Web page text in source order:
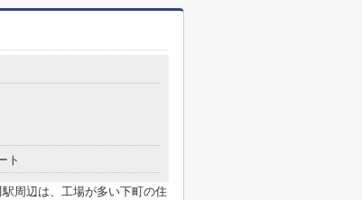
ト
周辺は、工場が多い下町の住